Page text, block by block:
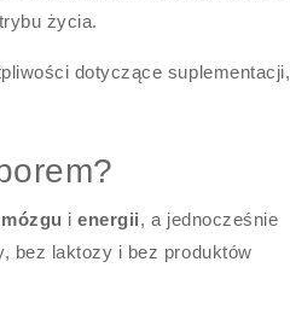
życia.
dotyczące suplementacji,
ienergii, a jednocześnie
bez laktozy i bez produktów